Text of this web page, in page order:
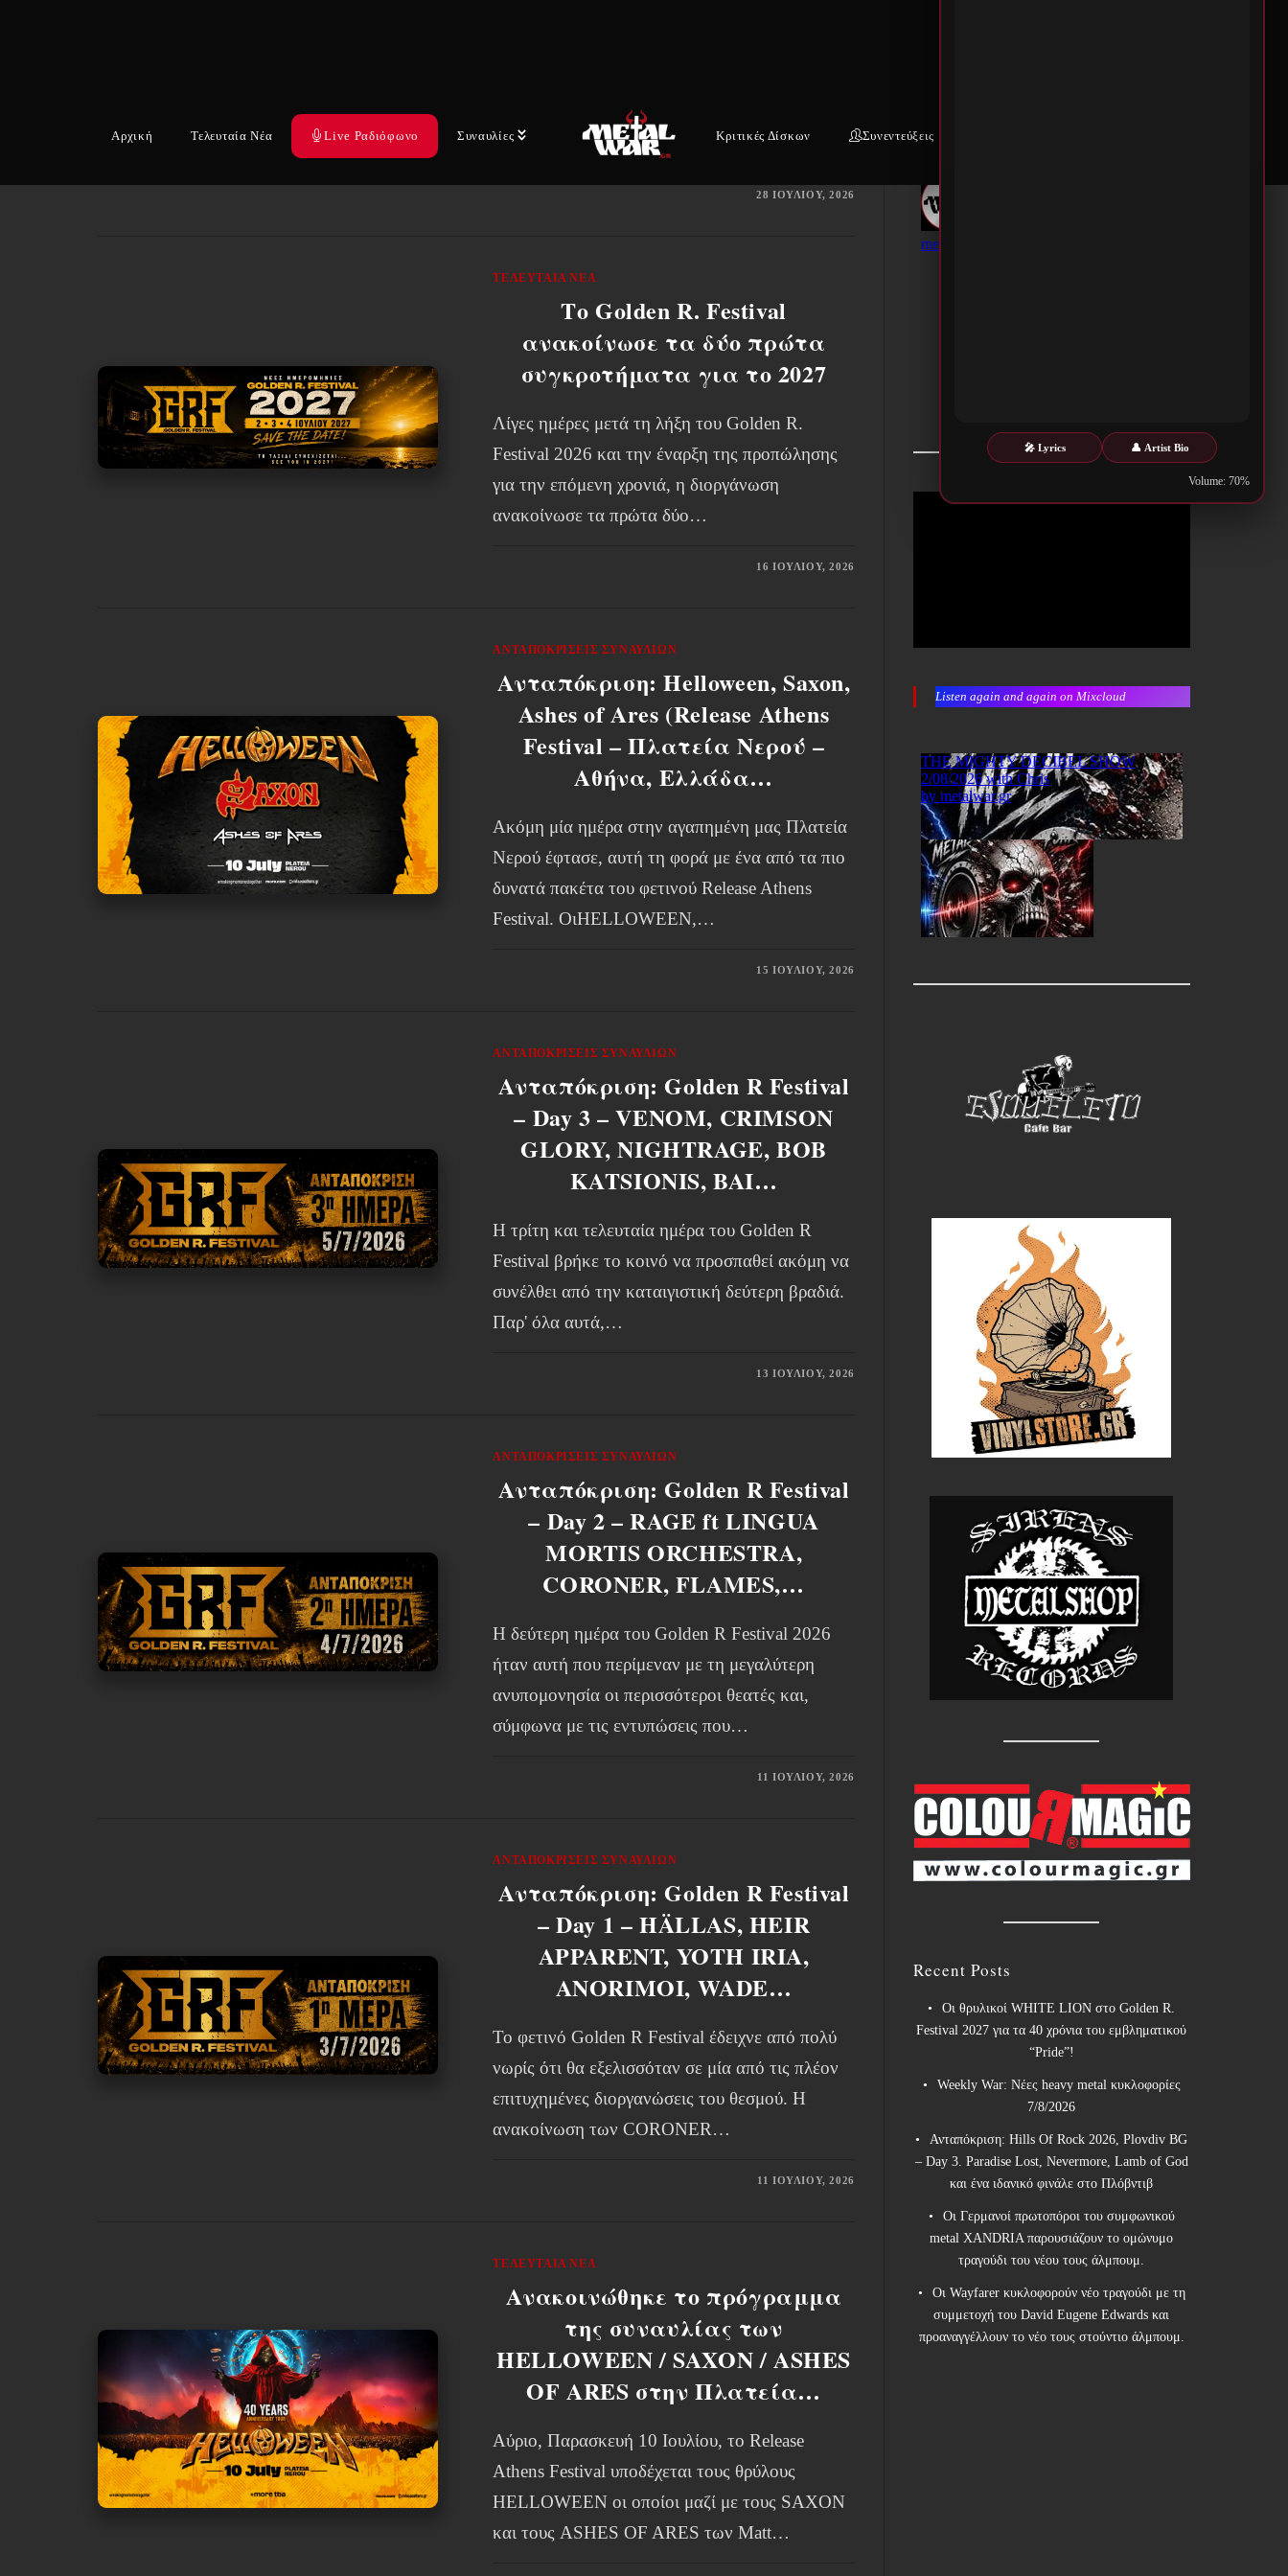
🎤 Lyrics 👤 Artist Bio
Volume: 70%
Αρχική Τελευταία Νέα Live Ραδιόφωνο Συναυλίες Κριτικές Δίσκων Συνεντεύξεις
βραδιά που συνδύασε συγκίνηση, νοσταλγία και
αστείρευτη ενέργεια. Ήταν μια…
28 ΙΟΥΛΊΟΥ, 2026
ΤΕΛΕΥΤΑΊΑ ΝΈΑ
Το Golden R. Festival
ανακοίνωσε τα δύο πρώτα
συγκροτήματα για το 2027
Λίγες ημέρες μετά τη λήξη του Golden R.
Festival 2026 και την έναρξη της προπώλησης
για την επόμενη χρονιά, η διοργάνωση
ανακοίνωσε τα πρώτα δύο…
16 ΙΟΥΛΊΟΥ, 2026
ΑΝΤΑΠΟΚΡΊΣΕΙΣ ΣΥΝΑΥΛΙΏΝ
Ανταπόκριση: Helloween, Saxon,
Ashes of Ares (Release Athens
Festival – Πλατεία Νερού –
Αθήνα, Ελλάδα…
Ακόμη μία ημέρα στην αγαπημένη μας Πλατεία
Νερού έφτασε, αυτή τη φορά με ένα από τα πιο
δυνατά πακέτα του φετινού Release Athens
Festival. ΟιHELLOWEEN,…
15 ΙΟΥΛΊΟΥ, 2026
ΑΝΤΑΠΟΚΡΊΣΕΙΣ ΣΥΝΑΥΛΙΏΝ
Ανταπόκριση: Golden R Festival
– Day 3 – VENOM, CRIMSON
GLORY, NIGHTRAGE, BOB
KATSIONIS, BAI…
Η τρίτη και τελευταία ημέρα του Golden R
Festival βρήκε το κοινό να προσπαθεί ακόμη να
συνέλθει από την καταιγιστική δεύτερη βραδιά.
Παρ' όλα αυτά,…
13 ΙΟΥΛΊΟΥ, 2026
ΑΝΤΑΠΟΚΡΊΣΕΙΣ ΣΥΝΑΥΛΙΏΝ
Ανταπόκριση: Golden R Festival
– Day 2 – RAGE ft LINGUA
MORTIS ORCHESTRA,
CORONER, FLAMES,…
Η δεύτερη ημέρα του Golden R Festival 2026
ήταν αυτή που περίμεναν με τη μεγαλύτερη
ανυπομονησία οι περισσότεροι θεατές και,
σύμφωνα με τις εντυπώσεις που…
11 ΙΟΥΛΊΟΥ, 2026
ΑΝΤΑΠΟΚΡΊΣΕΙΣ ΣΥΝΑΥΛΙΏΝ
Ανταπόκριση: Golden R Festival
– Day 1 – HÄLLAS, HEIR
APPARENT, YOTH IRIA,
ANORIMOI, WADE…
Το φετινό Golden R Festival έδειχνε από πολύ
νωρίς ότι θα εξελισσόταν σε μία από τις πλέον
επιτυχημένες διοργανώσεις του θεσμού. Η
ανακοίνωση των CORONER…
11 ΙΟΥΛΊΟΥ, 2026
ΤΕΛΕΥΤΑΊΑ ΝΈΑ
Ανακοινώθηκε το πρόγραμμα
της συναυλίας των
HELLOWEEN / SAXON / ASHES
OF ARES στην Πλατεία…
Αύριο, Παρασκευή 10 Ιουλίου, το Release
Athens Festival υποδέχεται τους θρύλους
HELLOWEEN οι οποίοι μαζί με τους SAXON
και τους ASHES OF ARES των Matt…
Listen again and again on Mixcloud
Recent Posts
Οι θρυλικοί WHITE LION στο Golden R.
Festival 2027 για τα 40 χρόνια του εμβληματικού
“Pride”!
Weekly War: Νέες heavy metal κυκλοφορίες
7/8/2026
Ανταπόκριση: Hills Of Rock 2026, Plovdiv BG
– Day 3. Paradise Lost, Nevermore, Lamb of God
και ένα ιδανικό φινάλε στο Πλόβντιβ
Οι Γερμανοί πρωτοπόροι του συμφωνικού
metal XANDRIA παρουσιάζουν το ομώνυμο
τραγούδι του νέου τους άλμπουμ.
Οι Wayfarer κυκλοφορούν νέο τραγούδι με τη
συμμετοχή του David Eugene Edwards και
προαναγγέλλουν το νέο τους στούντιο άλμπουμ.